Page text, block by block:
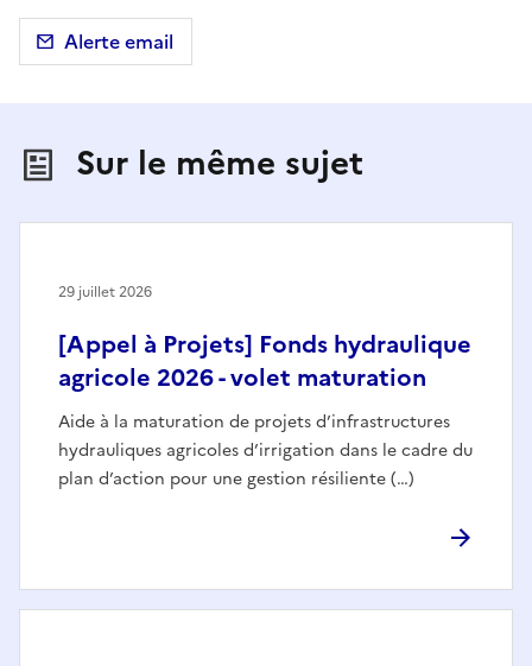
Alerte email
Sur le même sujet
[Appel à Projets] Fonds hydraulique
agricole 2026 - volet maturation
Aide à la maturation de projets d’infrastructures
hydrauliques agricoles d’irrigation dans le cadre du
plan d’action pour une gestion résiliente (…)
29 juillet 2026